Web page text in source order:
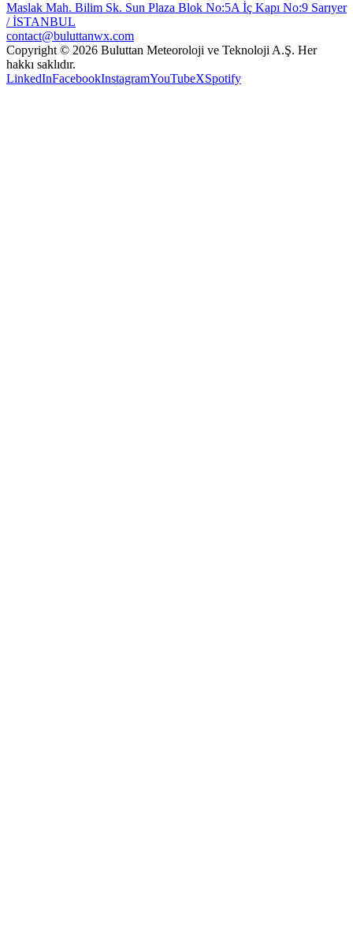
Maslak Mah. Bilim Sk. Sun Plaza Blok No:5A İç Kapı No:9 Sarıyer
/ İSTANBUL
contact@buluttanwx.com
Copyright © 2026 Buluttan Meteoroloji ve Teknoloji A.Ş. Her
hakkı saklıdır.
LinkedInFacebookInstagramYouTubeXSpotify